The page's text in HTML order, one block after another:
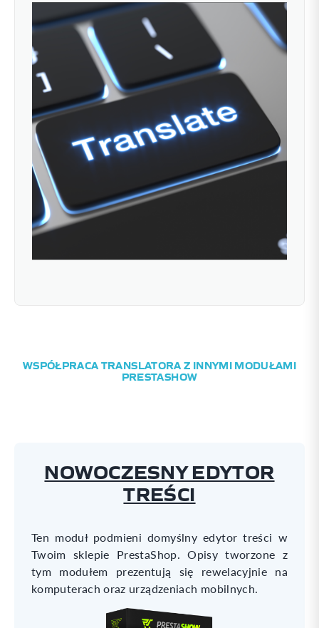
WSPÓŁPRACA TRANSLATORA Z INNYMI MODUŁAMI
PRESTASHOW
NOWOCZESNY EDYTOR
TREŚCI
Ten moduł podmieni domyślny edytor treści w
Twoim sklepie PrestaShop. Opisy tworzone z
tym modułem prezentują się rewelacyjnie na
komputerach oraz urządzeniach mobilnych.